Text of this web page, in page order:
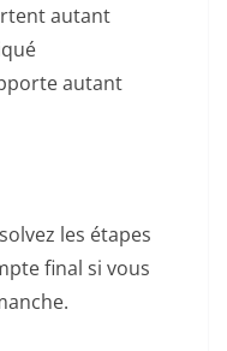
autant
autant
les étapes
final si vous